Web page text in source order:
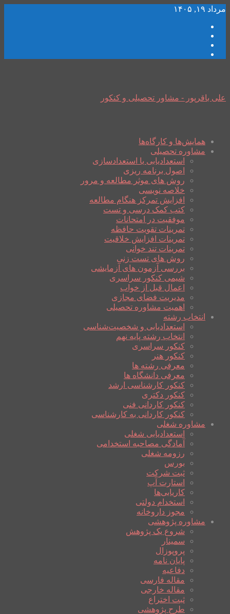
مرداد ۱۹, ۱۴۰۵
علی باقرپور - مشاور تحصیلی و کنکور
همایش‌ها و کارگاه‌ها
مشاوره تحصیلی
استعدادیابی یا استعدادسازی
اصول برنامه ریزی
روش های موثر مطالعه و مرور
خلاصه نویسی
افزایش تمرکز هنگام مطالعه
کتب کمک درسی و تست
موفقیت در امتحانات
تمرینات تقویت حافظه
تمرینات افزایش خلاقیت
تمرینات تند خوانی
روش های تست زنی
بررسی آزمون های آزمایشی
شیمی کنکور سراسری
اعمال قبل از خواب
مدیریت فضای مجازی
اهمیت مشاوره تحصیلی
انتخاب رشته
استعدادیابی و شخصیت‌شناسی
انتخاب رشته پایه نهم
کنکور سراسری
کنکور هنر
معرفی رشته ها
معرفی دانشگاه ها
کنکور کارشناسی ارشد
کنکور دکتری
کنکور کاردانی فنی
کنکور کاردانی به کارشناسی
مشاوره شغلی
استعدادیابی شغلی
آمادگی مصاحبه استخدامی
رزومه شغلی
بورس
ثبت شرکت
استارت آپ
کاریابی‌ها
استخدام دولتی
مجوز داروخانه
مشاوره پژوهشی
شروع یک پژوهش
سمینار
پروپوزال
پایان نامه
دفاعیه
مقاله فارسی
مقاله خارجی
ثبت اختراع
طرح پژوهشی